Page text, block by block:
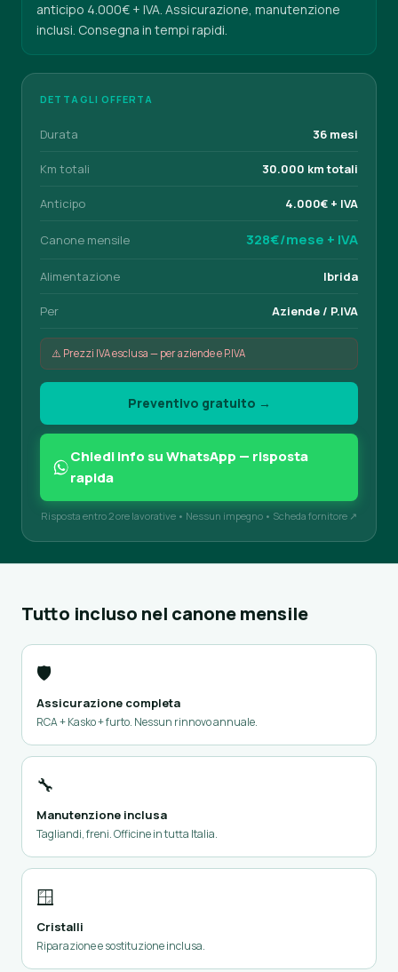
anticipo 4.000€ + IVA. Assicurazione, manutenzione
inclusi. Consegna in tempi rapidi.
DETTAGLI OFFERTA
Durata 36 mesi
Km totali 30.000 km totali
Anticipo 4.000€ + IVA
Canone mensile 328€/mese + IVA
Alimentazione Ibrida
Per Aziende / P.IVA
⚠️ Prezzi IVA esclusa — per aziende e P.IVA
Preventivo gratuito →
Chiedi info su WhatsApp — risposta
rapida
Risposta entro 2 ore lavorative • Nessun impegno • Scheda fornitore ↗
Tutto incluso nel canone mensile
🛡️
Assicurazione completa
RCA + Kasko + furto. Nessun rinnovo annuale.
🔧
Manutenzione inclusa
Tagliandi, freni. Officine in tutta Italia.
🪟
Cristalli
Riparazione e sostituzione inclusa.